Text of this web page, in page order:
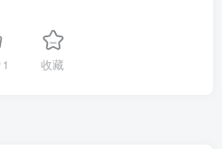
1 收藏